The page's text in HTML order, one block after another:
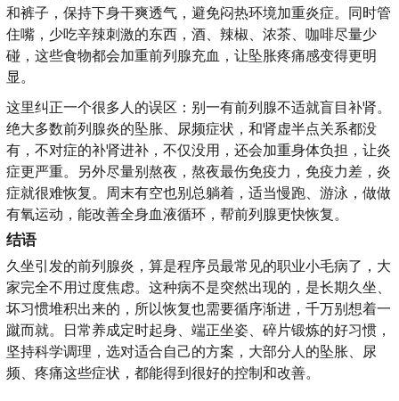
和裤子，保持下身干爽透气，避免闷热环境加重炎症。同时管
住嘴，少吃辛辣刺激的东西，酒、辣椒、浓茶、咖啡尽量少
碰，这些食物都会加重前列腺充血，让坠胀疼痛感变得更明
显。
这里纠正一个很多人的误区：别一有前列腺不适就盲目补肾。
绝大多数前列腺炎的坠胀、尿频症状，和肾虚半点关系都没
有，不对症的补肾进补，不仅没用，还会加重身体负担，让炎
症更严重。另外尽量别熬夜，熬夜最伤免疫力，免疫力差，炎
症就很难恢复。周末有空也别总躺着，适当慢跑、游泳，做做
有氧运动，能改善全身血液循环，帮前列腺更快恢复。
结语
久坐引发的前列腺炎，算是程序员最常见的职业小毛病了，大
家完全不用过度焦虑。这种病不是突然出现的，是长期久坐、
坏习惯堆积出来的，所以恢复也需要循序渐进，千万别想着一
蹴而就。日常养成定时起身、端正坐姿、碎片锻炼的好习惯，
坚持科学调理，选对适合自己的方案，大部分人的坠胀、尿
频、疼痛这些症状，都能得到很好的控制和改善。